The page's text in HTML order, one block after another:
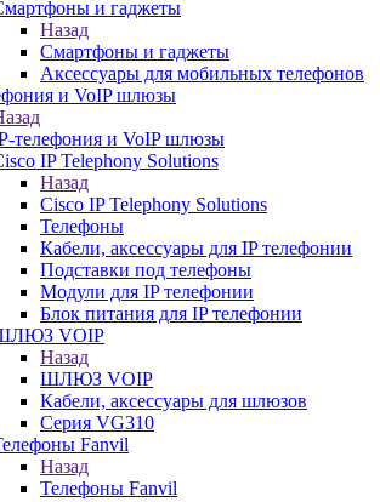
и гаджеты
Назад
Смартфоны и гаджеты
Аксессуары для мобильных телефонов
и VoIP шлюзы
телефония и VoIP шлюзы
IP Telephony Solutions
Назад
Cisco IP Telephony Solutions
Телефоны
Кабели, аксессуары для IP телефонии
Подставки под телефоны
Модули для IP телефонии
Блок питания для IP телефонии
VOIP
Назад
ШЛЮЗ VOIP
Кабели, аксессуары для шлюзов
Серия VG310
Fanvil
Назад
Телефоны Fanvil